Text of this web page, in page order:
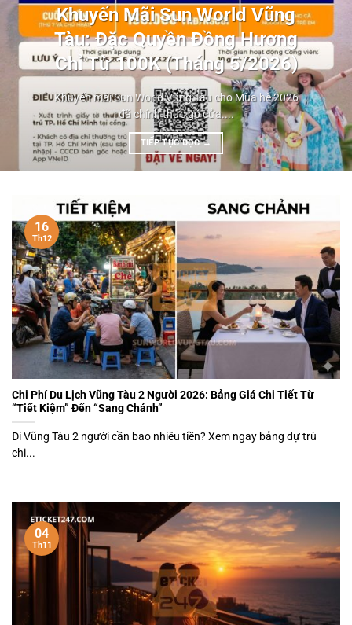
Khuyến Mãi Sun World Vũng
Tàu: Đặc Quyền Đồng Hương
Chỉ Từ 100K (Tháng 5/2026)
Khuyến mãi Sun World Vũng Tàu cho Mùa hè 2026
đã chính thức gõ cửa....
TIẾP TỤC ĐỌC→
Chi Phí Du Lịch Vũng Tàu 2 Người 2026: Bảng Giá Chi Tiết Từ
“Tiết Kiệm” Đến “Sang Chảnh”
Đi Vũng Tàu 2 người cần bao nhiêu tiền? Xem ngay bảng dự trù
chi...
16
Th12
04
Th11